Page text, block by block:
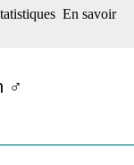
♂
En savoir